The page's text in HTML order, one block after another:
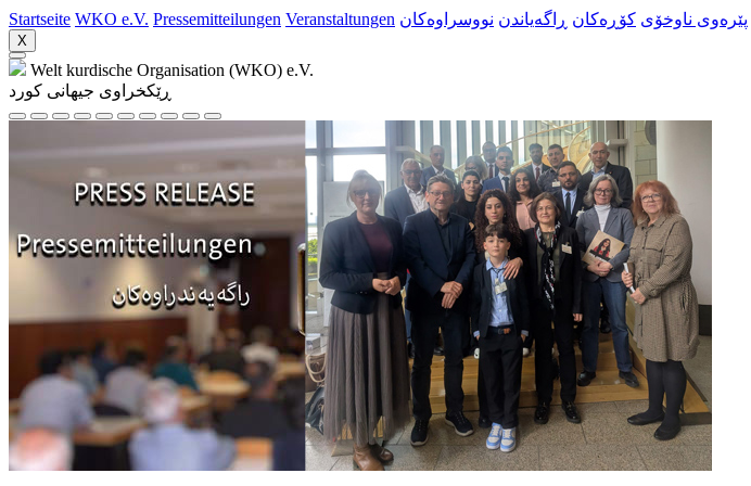
Startseite WKO e.V. Pressemitteilungen Veranstaltungen پێرەوی ناوخۆی کۆڕەکان ڕاگەیاندن نووسراوه‌کان
X
Welt kurdische Organisation (WKO) e.V.
ڕێکخراوی جیهانی کورد